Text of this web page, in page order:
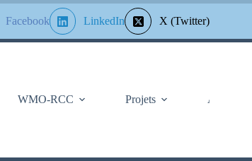
Facebook LinkedIn X (Twitter)
WMO-RCC Projets À Propos